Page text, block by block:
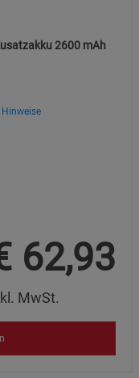
2600 mAh
Hinweise
62,93
MwSt.